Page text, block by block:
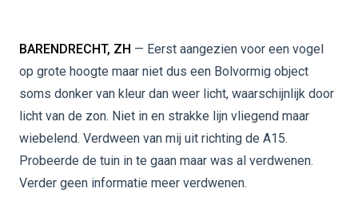
BARENDRECHT, ZH — Eerst aangezien voor een vogel
op grote hoogte maar niet dus een Bolvormig object
soms donker van kleur dan weer licht, waarschijnlijk door
licht van de zon. Niet in en strakke lijn vliegend maar
wiebelend. Verdween van mij uit richting de A15.
Probeerde de tuin in te gaan maar was al verdwenen.
Verder geen informatie meer verdwenen.